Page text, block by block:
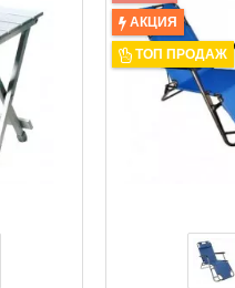
АКЦИЯ
ТОП ПРОДАЖ